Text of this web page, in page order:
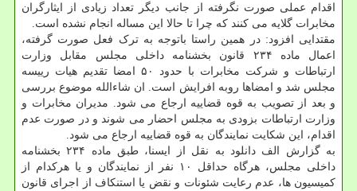
اقدام عملی صورت نگرفته از جانب دیگر تعداد زیادی از ایثارگران
مخابرات گلایه می کنند که چرا تا حالا این مساله انجام نشده است.
مقتدایی افزود: در همین راستا باتوجه به ترک فعل صورت گرفته،
اعمال ماده ۲۳۴ قانون بخشنامه داخلی مجلس مقابل وزارت
ارتباطات و شرکت مخابرات با حدود ۵۰ امضا تقدیم هیات رییسه
مجلس شد و امضاها روبه افرایش است. ان شاءالله موضوع بررسی
و بعد از تصویب به قوه قضاییه ارجاع می شود. مدیران مخابرات و
وزارت ارتباطات بزودی به مجلس احضار می شوند و در صورت عدم
اقدام، این شکایت نمایندگان به قوه قضاییه ارجاع می شود.
به گزارش الف دانلود به نقل از ایسنا، طبق ماده ۲۳۴ بخشنامه
داخلی مجلس، هرگاه حداقل ۱۰ نفر از نمایندگان و یا هرکدام از
کمیسیون ها، عدم رعایت شئونات و نقض یا استنکاف از اجرای قانون